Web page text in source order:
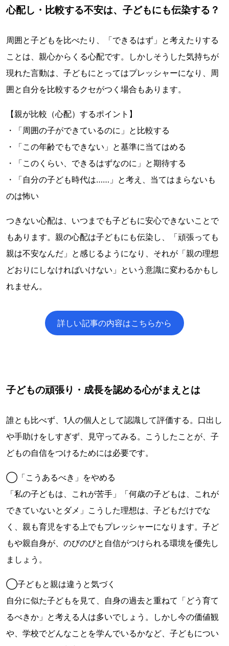
心配し・比較する不安は、子どもにも伝染する？
周囲と子どもを比べたり、「できるはず」と考えたりする
ことは、親心からくる心配です。しかしそうした気持ちが
現れた言動は、子どもにとってはプレッシャーになり、周
囲と自分を比較するクセがつく場合もあります。
【親が比較（心配）するポイント】
・「周囲の子ができているのに」と比較する
・「この年齢でもできない」と基準に当てはめる
・「このくらい、できるはずなのに」と期待する
・「自分の子ども時代は……」と考え、当てはまらないも
のは怖い
つきない心配は、いつまでも子どもに安心できないことで
もあります。親の心配は子どもにも伝染し、「頑張っても
親は不安なんだ」と感じるようになり、それが「親の理想
どおりにしなければいけない」という意識に変わるかもし
れません。
詳しい記事の内容はこちらから
子どもの頑張り・成長を認める心がまえとは
誰とも比べず、1人の個人として認識して評価する。口出し
や手助けをしすぎず、見守ってみる。こうしたことが、子
どもの自信をつけるためには必要です。
◯「こうあるべき」をやめる
「私の子どもは、これが苦手」「何歳の子どもは、これが
できていないとダメ」こうした理想は、子どもだけでな
く、親も育児をする上でもプレッシャーになります。子ど
もや親自身が、のびのびと自信がつけられる環境を優先し
ましょう。
◯子どもと親は違うと気づく
自分に似た子どもを見て、自身の過去と重ねて「どう育て
るべきか」と考える人は多いでしょう。しかし今の価値観
や、学校でどんなことを学んでいるかなど、子どもについ